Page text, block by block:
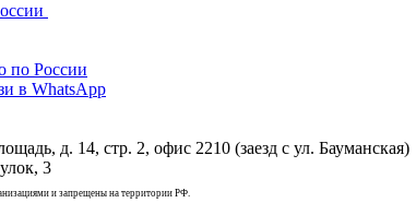
по России
в WhatsApp
д. 14, стр. 2, офис 2210 (заезд с ул. Бауманская)
3
и запрещены на территории РФ.